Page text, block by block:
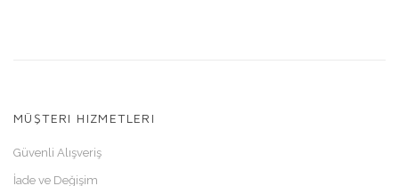
MÜŞTERI HIZMETLERI
Güvenli Alışveriş
İade ve Değişim